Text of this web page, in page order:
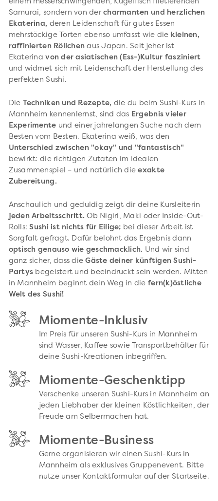
einem messerschwingenden, Kugelfisch filetierenden
Samurai, sondern von dercharmanten und herzlichen
Ekaterina, deren Leidenschaft für gutes Essen
mehrstöckige Torten ebenso umfasst wie die kleinen,
raffinierten Röllchen aus Japan. Seit jeher ist
Ekaterinavon der asiatischen (Ess-)Kultur fasziniert
und widmet sich mit Leidenschaft der Herstellung des
perfekten Sushi.
Die Techniken und Rezepte, die du beim Sushi-Kurs in
Mannheim kennenlernst, sind das Ergebnis vieler
Experimente und einer jahrelangen Suche nach dem
Besten vom Besten. Ekaterina weiß, was den
Unterschied zwischen "okay" und "fantastisch"
bewirkt: die richtigen Zutaten im idealen
Zusammenspiel – und natürlich dieexakte
Zubereitung.
Anschaulich und geduldig zeigt dir deine Kursleiterin
jeden Arbeitsschritt. Ob Nigiri, Maki oder Inside-Out-
Rolls:Sushi ist nichts für Eilige; bei dieser Arbeit ist
Sorgfalt gefragt. Dafür belohnt das Ergebnis dann
optisch genauso wie geschmacklich. Und wir sind
ganz sicher, dass dieGäste deiner künftigen Sushi-
Partys begeistert und beeindruckt sein werden. Mitten
in Mannheim beginnt dein Weg in diefern(k)östliche
Welt des Sushi!
Miomente-Inklusiv
Im Preis für unseren Sushi-Kurs in Mannheim
sind Wasser, Kaffee sowie Transportbehälter für
deine Sushi-Kreationen inbegriffen.
Miomente-Geschenktipp
Verschenke unseren Sushi-Kurs in Mannheim an
jeden Liebhaber der kleinen Köstlichkeiten, der
Freude am Selbermachen hat.
Miomente-Business
Gerne organisieren wir einen Sushi-Kurs in
Mannheim als exklusives Gruppenevent. Bitte
nutze unser Kontaktformular auf der Startseite.